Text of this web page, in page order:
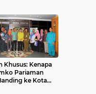
Khusus: Kenapa
Pariaman
ke Kota